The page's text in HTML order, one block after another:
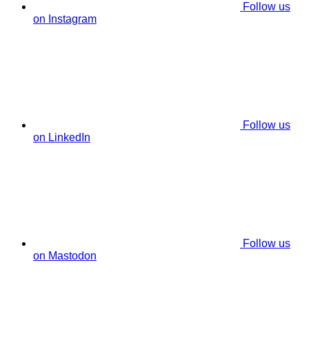
Follow us
on Instagram
Follow us
on LinkedIn
Follow us
on Mastodon